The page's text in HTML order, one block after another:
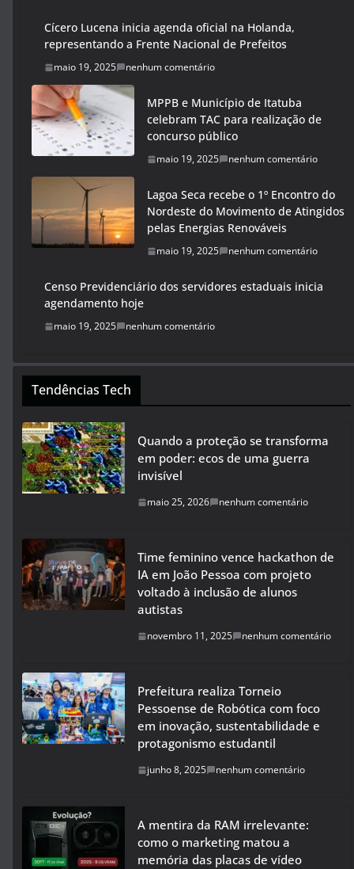
Cícero Lucena inicia agenda oficial na Holanda,
representando a Frente Nacional de Prefeitos
maio 19, 2025 nenhum comentário
MPPB e Município de Itatuba
celebram TAC para realização de
concurso público
maio 19, 2025 nenhum comentário
Lagoa Seca recebe o 1º Encontro do
Nordeste do Movimento de Atingidos
pelas Energias Renováveis
maio 19, 2025 nenhum comentário
Censo Previdenciário dos servidores estaduais inicia
agendamento hoje
maio 19, 2025 nenhum comentário
Tendências Tech
Quando a proteção se transforma
em poder: ecos de uma guerra
invisível
maio 25, 2026 nenhum comentário
Time feminino vence hackathon de
IA em João Pessoa com projeto
voltado à inclusão de alunos
autistas
novembro 11, 2025 nenhum comentário
Prefeitura realiza Torneio
Pessoense de Robótica com foco
em inovação, sustentabilidade e
protagonismo estudantil
junho 8, 2025 nenhum comentário
A mentira da RAM irrelevante:
como o marketing matou a
memória das placas de vídeo